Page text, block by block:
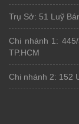
Trụ Sở: 51 Luỹ
Chi nhánh 1:
TP.HCM
Chi nhánh 2: 152